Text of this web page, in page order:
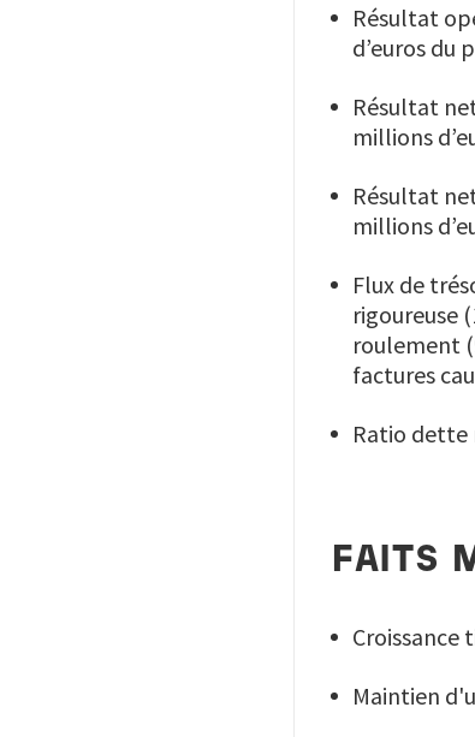
Résultat
d’euros du
Résultat
millions
Résultat
millions
Flux de
rigoureuse
roulement
factures
Ratio dette
FAITS
Maintien